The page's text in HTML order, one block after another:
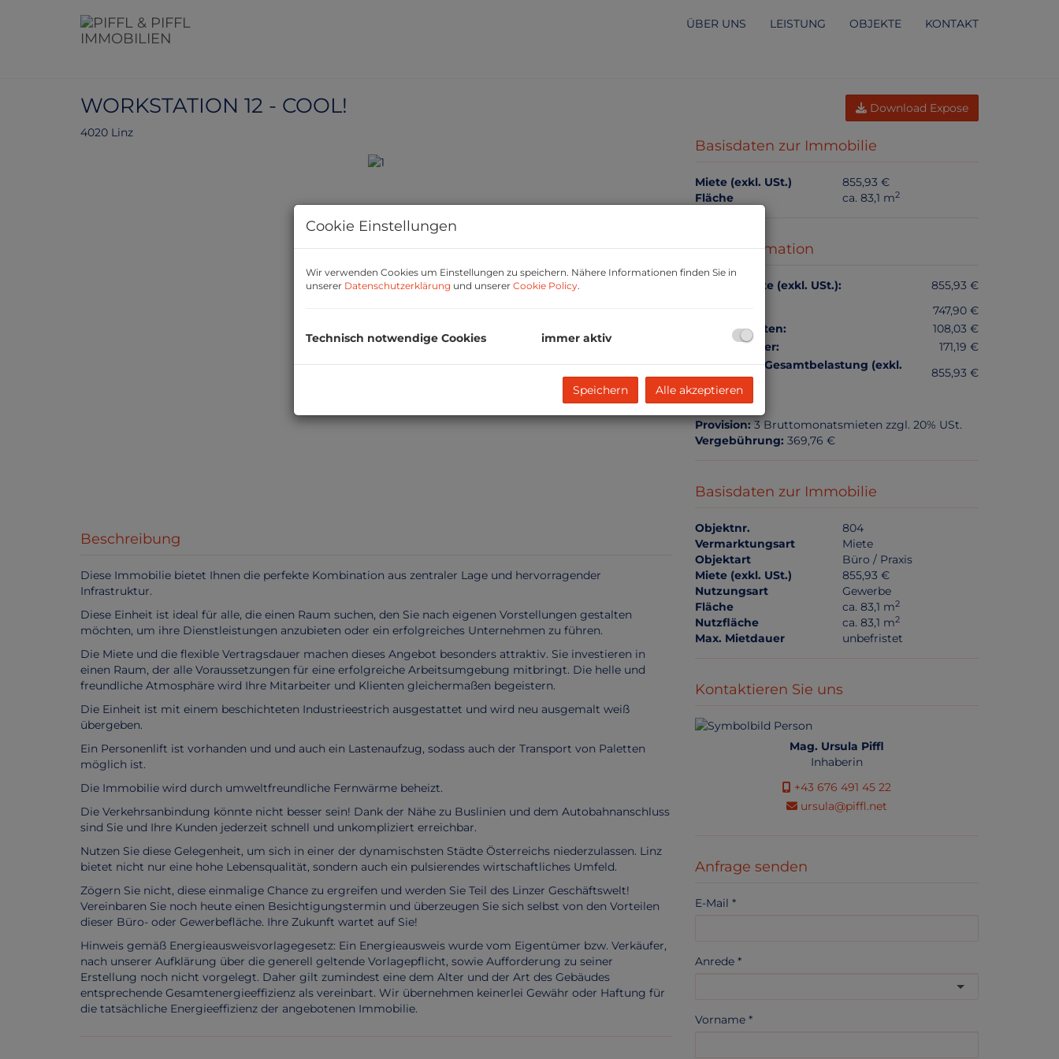
ÜBER UNS LEISTUNG OBJEKTE KONTAKT
WORKSTATION 12 - COOL!
4020 Linz
Beschreibung
Diese Immobilie bietet Ihnen die perfekte Kombination aus zentraler Lage und hervorragender
Infrastruktur.
Diese Einheit ist ideal für alle, die einen Raum suchen, den Sie nach eigenen Vorstellungen gestalten
möchten, um ihre Dienstleistungen anzubieten oder ein erfolgreiches Unternehmen zu führen.
Die Miete und die flexible Vertragsdauer machen dieses Angebot besonders attraktiv. Sie investieren in
einen Raum, der alle Voraussetzungen für eine erfolgreiche Arbeitsumgebung mitbringt. Die helle und
freundliche Atmosphäre wird Ihre Mitarbeiter und Klienten gleichermaßen begeistern.
Die Einheit ist mit einem beschichteten Industrieestrich ausgestattet und wird neu ausgemalt weiß
übergeben.
Ein Personenlift ist vorhanden und und auch ein Lastenaufzug, sodass auch der Transport von Paletten
möglich ist.
Die Immobilie wird durch umweltfreundliche Fernwärme beheizt.
Die Verkehrsanbindung könnte nicht besser sein! Dank der Nähe zu Buslinien und dem Autobahnanschluss
sind Sie und Ihre Kunden jederzeit schnell und unkompliziert erreichbar.
Nutzen Sie diese Gelegenheit, um sich in einer der dynamischsten Städte Österreichs niederzulassen. Linz
bietet nicht nur eine hohe Lebensqualität, sondern auch ein pulsierendes wirtschaftliches Umfeld.
Zögern Sie nicht, diese einmalige Chance zu ergreifen und werden Sie Teil des Linzer Geschäftswelt!
Vereinbaren Sie noch heute einen Besichtigungstermin und überzeugen Sie sich selbst von den Vorteilen
dieser Büro- oder Gewerbefläche. Ihre Zukunft wartet auf Sie!
Hinweis gemäß Energieausweisvorlagegesetz: Ein Energieausweis wurde vom Eigentümer bzw. Verkäufer,
nach unserer Aufklärung über die generell geltende Vorlagepflicht, sowie Aufforderung zu seiner
Erstellung noch nicht vorgelegt. Daher gilt zumindest eine dem Alter und der Art des Gebäudes
entsprechende Gesamtenergieeffizienz als vereinbart. Wir übernehmen keinerlei Gewähr oder Haftung für
die tatsächliche Energieeffizienz der angebotenen Immobilie.
Download Expose
Basisdaten zur Immobilie
Miete (exkl. USt.)
855,93 €
Fläche
ca. 83,1 m2
Preisinformation
Gesamtmiete (exkl. USt.):
855,93 €
747,90 €
Betriebskosten:
108,03 €
Umsatzsteuer:
171,19 €
monatliche Gesamtbelastung (exkl.
USt.):
855,93 €
Provision: 3 Bruttomonatsmieten zzgl. 20% USt.
Vergebührung: 369,76 €
Basisdaten zur Immobilie
Objektnr.
804
Vermarktungsart
Miete
Objektart
Büro / Praxis
Miete (exkl. USt.)
855,93 €
Nutzungsart
Gewerbe
Fläche
ca. 83,1 m2
Nutzfläche ca. 83,1 m2
Max. Mietdauer unbefristet
Kontaktieren Sie uns
Mag. Ursula Piffl
Inhaberin
+43 676 491 45 22
ursula@piffl.net
Anfrage senden
E-Mail
Anrede
Vorname
Cookie Einstellungen
Wir verwenden Cookies um Einstellungen zu speichern. Nähere Informationen finden Sie in
unserer Datenschutzerklärung und unserer Cookie Policy.
Technisch notwendige Cookies immer aktiv
Speichern Alle akzeptieren